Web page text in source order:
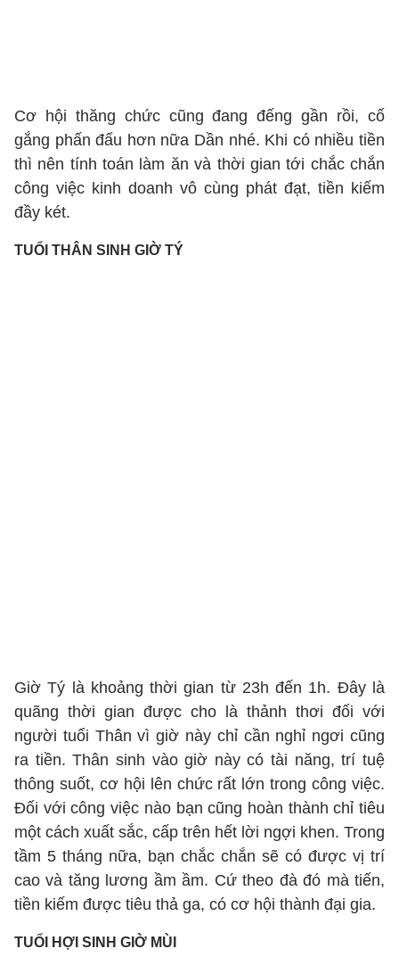
Cơ hội thăng chức cũng đang đếng gần rồi, cố
gắng phấn đấu hơn nữa Dần nhé. Khi có nhiều tiền
thì nên tính toán làm ăn và thời gian tới chắc chắn
công việc kinh doanh vô cùng phát đạt, tiền kiếm
đầy két.
TUỔI THÂN SINH GIỜ TÝ
Giờ Tý là khoảng thời gian từ 23h đến 1h. Đây là
quãng thời gian được cho là thảnh thơi đối với
người tuổi Thân vì giờ này chỉ cần nghỉ ngơi cũng
ra tiền. Thân sinh vào giờ này có tài năng, trí tuệ
thông suốt, cơ hội lên chức rất lớn trong công việc.
Đối với công việc nào bạn cũng hoàn thành chỉ tiêu
một cách xuất sắc, cấp trên hết lời ngợi khen. Trong
tầm 5 tháng nữa, bạn chắc chắn sẽ có được vị trí
cao và tăng lương ầm ầm. Cứ theo đà đó mà tiến,
tiền kiếm được tiêu thả ga, có cơ hội thành đại gia.
TUỔI HỢI SINH GIỜ MÙI